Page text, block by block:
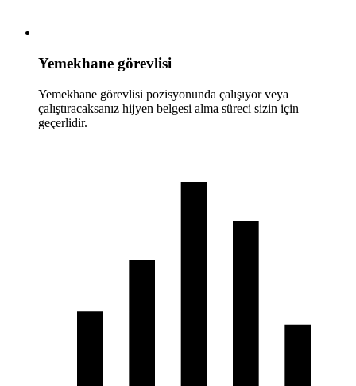
Yemekhane görevlisi
Yemekhane görevlisi pozisyonunda çalışıyor veya
çalıştıracaksanız hijyen belgesi alma süreci sizin için
geçerlidir.